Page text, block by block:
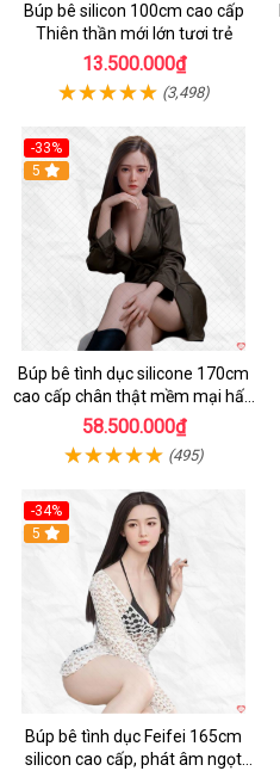
Búp bê silicon 100cm cao cấp
Thiên thần mới lớn tươi trẻ
13.500.000₫
(3,498)
-33%
5
Búp bê tình dục silicone 170cm
cao cấp chân thật mềm mại hấp
dẫn
58.500.000₫
(495)
-34%
5
Búp bê tình dục Feifei 165cm
silicon cao cấp, phát âm ngọt